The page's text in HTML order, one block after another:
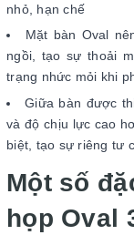
nhỏ, hạn chế
Mặt bàn Oval
ngồi, tạo sự thoải
trạng nhức mỏi khi
Giữa bàn được
và độ chịu lực cao
biệt, tạo sự riêng tư
Một số
họp Oval